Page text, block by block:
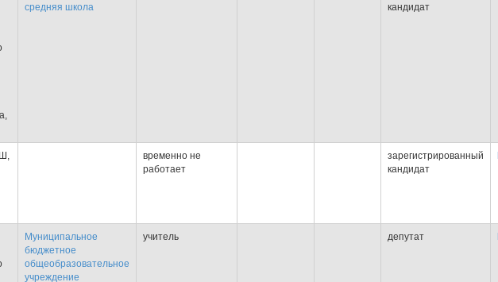
средняя школа
кандидат
временно не
работает
зарегистрированный
кандидат
Муниципальное
бюджетное
общеобразовательное
учреждение
учитель депутат